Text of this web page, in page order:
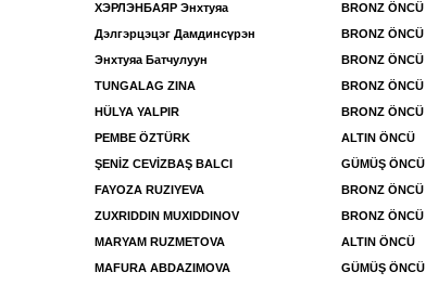
ХЭРЛЭНБАЯР Энхтуяа
BRONZ ÖNCÜ
Дэлгэрцэцэг Дамдинсүрэн
BRONZ ÖNCÜ
Энхтуяа Батчулуун
BRONZ ÖNCÜ
TUNGALAG ZINA
BRONZ ÖNCÜ
HÜLYA YALPIR
BRONZ ÖNCÜ
PEMBE ÖZTÜRK
ALTIN ÖNCÜ
ŞENİZ CEVİZBAŞ BALCI
GÜMÜŞ ÖNCÜ
FAYOZA RUZIYEVA
BRONZ ÖNCÜ
ZUXRIDDIN MUXIDDINOV
BRONZ ÖNCÜ
MARYAM RUZMETOVA
ALTIN ÖNCÜ
MAFURA ABDAZIMOVA
GÜMÜŞ ÖNCÜ